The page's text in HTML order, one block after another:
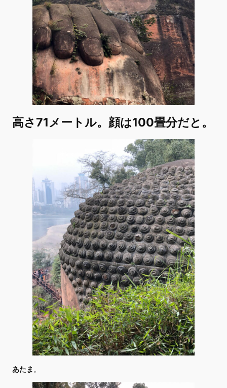
高さ71メートル。顔は100畳分だと。
あたま 。